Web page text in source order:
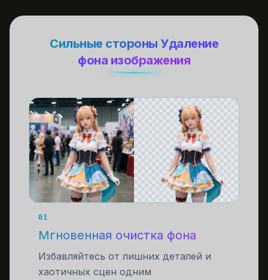
Сильные стороны Удаление
фона изображения
01
Мгновенная очистка фона
Избавляйтесь от лишних деталей и
хаотичных сцен одним